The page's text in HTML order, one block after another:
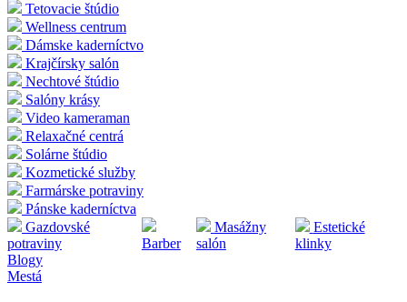
Tetovacie štúdio
Wellness centrum
Dámske kaderníctvo
Krajčírsky salón
Nechtové štúdio
Salóny krásy
Video kameraman
Relaxačné centrá
Solárne štúdio
Kozmetické služby
Farmárske potraviny
Pánske kaderníctva
Gazdovské
potraviny
Barber
Masážny
salón
Estetické
klinky
Blogy
Mestá